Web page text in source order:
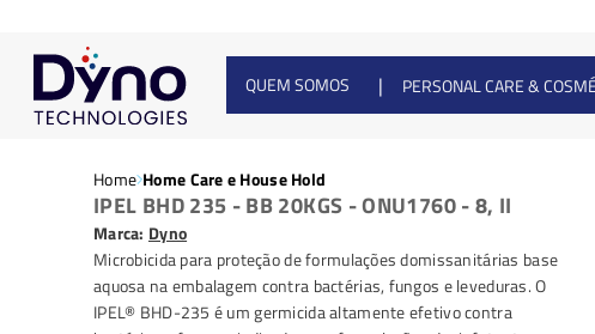
QUEM SOMOS | PERSONAL CARE &
Home Home Care e House Hold
IPEL BHD 235 - BB 20KGS - ONU1760 - 8, II
Marca: Dyno
Microbicida para proteção de formulações domissanitárias base
aquosa na embalagem contra bactérias, fungos e leveduras. O
IPEL® BHD-235 é um germicida altamente efetivo contra